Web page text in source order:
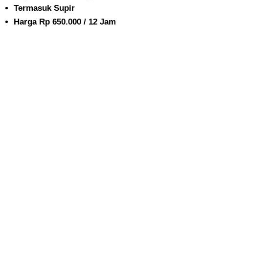
Termasuk Supir
Harga Rp 650.000 / 12 Jam